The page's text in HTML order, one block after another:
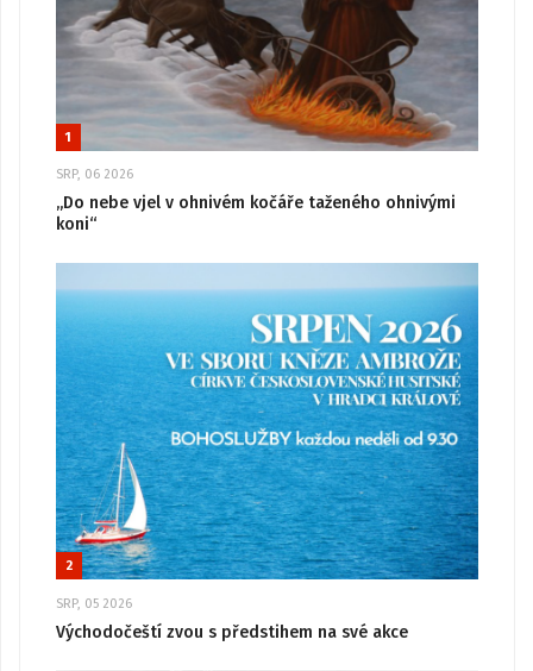
1
SRP, 06 2026
„Do nebe vjel v ohnivém kočáře taženého ohnivými
koni“
2
SRP, 05 2026
Východočeští zvou s předstihem na své akce